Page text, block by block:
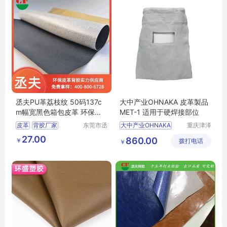
丞夫PU革荔枝纹 50码137c
m幅宽黑色箱包皮革 环保背
胶
皮革 背胶厂家
荔枝纹皮革
pvc皮革
东莞市丞
￥ 27.00
大中产业OHNAKA 皮革製品
MET-1 适用于硬焊接部位
大中产业OHNAKA
优质皮革PRB
Bon皮革网布束腰外套
Bon皮革系列胸围裙
重庆津泽
有限公司
￥ 860.00 拨打电话